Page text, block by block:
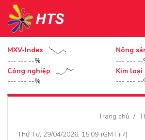
MXV-Index
--- --- --%
Nông
--- --- --
Công nghiệp
--- --- --%
Kim loại
--- --- --
Trang chủ
Thứ Tư, 29/04/2026, 15:09 (GMT+7)